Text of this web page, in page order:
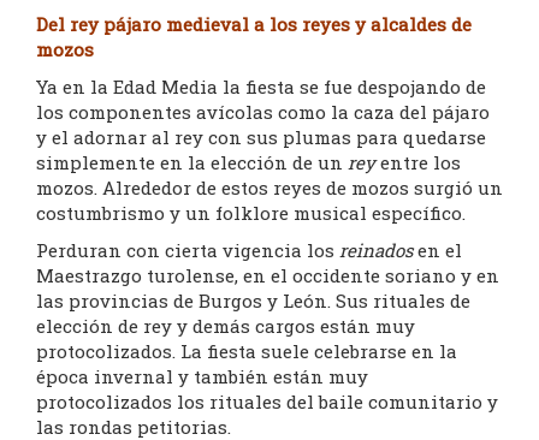
Del rey pájaro medieval a los reyes y alcaldes de
mozos
Ya en la Edad Media la fiesta se fue despojando de
los componentes avícolas como la caza del pájaro
y el adornar al rey con sus plumas para quedarse
simplemente en la elección de un reyentre los
mozos. Alrededor de estos reyes de mozos surgió un
costumbrismo y un folklore musical específico.
Perduran con cierta vigencia los reinadosen el
Maestrazgo turolense, en el occidente soriano y en
las provincias de Burgos y León. Sus rituales de
elección de rey y demás cargos están muy
protocolizados. La fiesta suele celebrarse en la
época invernal y también están muy
protocolizados los rituales del baile comunitario y
las rondas petitorias.